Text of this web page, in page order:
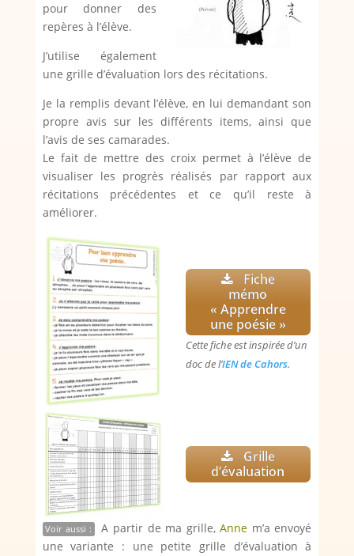
pour donner des
repères à l’élève.
J’utilise également
une grille d’évaluation lors des récitations.
Je la remplis devant l’élève, en lui demandant son
propre avis sur les différents items, ainsi que
l’avis de ses camarades.
Le fait de mettre des croix permet à l’élève de
visualiser les progrès réalisés par rapport aux
récitations précédentes et ce qu’il reste à
améliorer.
Fiche
mémo
« Apprendre
une poésie »
Cette fiche est inspirée d’un
doc de l’IEN de Cahors.
Grille
d’évaluation
Voir aussi : A partir de ma grille,Anne m’a envoyé
une variante : une petite grille d’évaluation à